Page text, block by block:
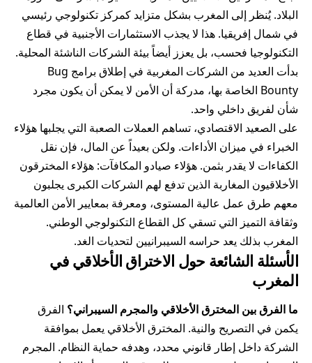
البلاد. يُنظر إلى المغرب بشكل متزايد كمركز تكنولوجي رئيسي
في شمال إفريقيا. هذا لا يجذب الاستثمارات الأجنبية في قطاع
التكنولوجيا فحسب، بل يعزز أيضاً بيئة الشركات الناشئة المحلية.
بدأت العديد من الشركات المغربية في إطلاق برامج Bug
Bounty الخاصة بها، مدركة أن الأمن لا يمكن أن يكون مجرد
شأن لفريق داخلي واحد.
على الصعيد الاقتصادي، تساهم العملات الصعبة التي يجلبها هؤلاء
الخبراء في ميزان الأداءات. ولكن بعيداً عن المال، فإن نقل
الكفاءات لا يقدر بثمن. هؤلاء صيادو المكافآت: هؤلاء المخترقون
الأخلاقيون المغاربة الذين تدفع لهم الشركات الكبرى يجلبون
معهم طرق عمل عالية المستوى، ومعرفة بمعايير الأمن العالمية
وثقافة التميز التي تسقي كل القطاع التكنولوجي الوطني.
المغرب بذلك يعد حراسه السيبرانيين لتحديات الغد.
الأسئلة الشائعة حول الاختراق الأخلاقي في
المغرب
ما الفرق بين المخترق الأخلاقي والمجرم السيبراني؟ الفرق
يكمن في التصريح والنية. المخترق الأخلاقي يعمل بموافقة
الشركة داخل إطار قانوني محدد، وهدفه حماية النظام. المجرم